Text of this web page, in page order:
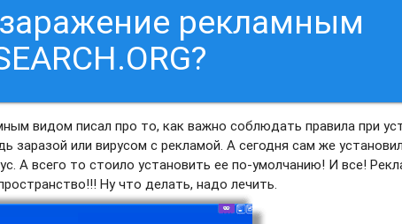
рекламным
видом писал про то, как важно соблюдать правила при
заразой или вирусом с рекламой. А сегодня сам же
А всего то стоило установить ее по-умолчанию! И все!
Ну что делать, надо лечить.